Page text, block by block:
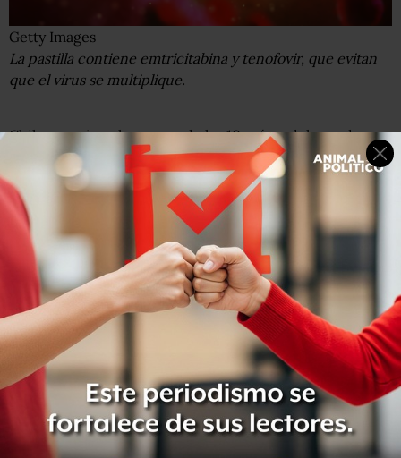
Getty Images
La pastilla contiene emtricitabina y tenofovir, que evitan
que el virus se multiplique.
Chile, por ejemplo, es uno de los 10 países del mundo
donde los nuevos casos de pacientes con VIH se
incrementaron por encima del 50% entre 2010 y 2017,
según el Programa Conjunto de las Naciones Unidas
sobre el VIH/Sida (Onusida).
Y allí la PrEP cuesta entre US$575 y US$645 al mes, según
reporta la prensa de ese país.
A partir del primer trimestre de 2019, sin embargo, el
gobierno la repartirá de manera gratuita
como parte de
un ambicioso plan nacional para combatir el sida, ya que
los nuevos contagios se duplicaron entre 2010 y 2017,
según el Instituto de Salud Pública de Chile (ISP).
Pero, ¿cómo funciona?